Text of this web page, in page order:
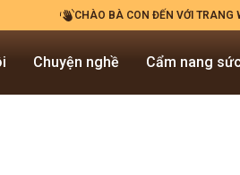
CHÀO BÀ CON ĐẾN VỚI TRANG
Chuyện nghề Cẩm nang